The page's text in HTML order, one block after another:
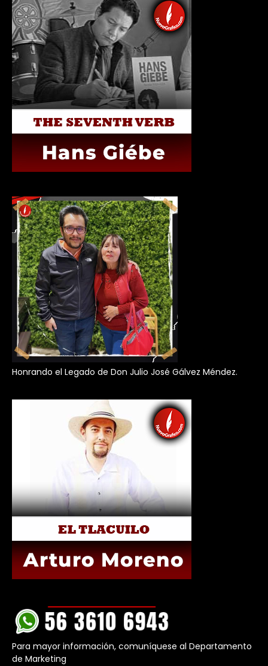
Honrando el Legado de Don Julio José Gálvez Méndez.
Para mayor información, comuníquese al Departamento
de Marketing